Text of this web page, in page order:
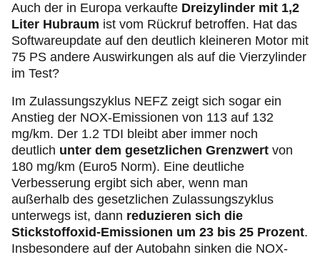
Auch der in Europa verkaufte Dreizylinder mit 1,2
Liter Hubraum ist vom Rückruf betroffen. Hat das
Softwareupdate auf den deutlich kleineren Motor mit
75 PS andere Auswirkungen als auf die Vierzylinder
im Test?
Im Zulassungszyklus NEFZ zeigt sich sogar ein
Anstieg der NOX-Emissionen von 113 auf 132
mg/km. Der 1.2 TDI bleibt aber immer noch
deutlich unter dem gesetzlichen Grenzwert von
180 mg/km (Euro5 Norm). Eine deutliche
Verbesserung ergibt sich aber, wenn man
außerhalb des gesetzlichen Zulassungszyklus
unterwegs ist, dann reduzieren sich die
Stickstoffoxid-Emissionen um 23 bis 25 Prozent.
Insbesondere auf der Autobahn sinken die NOX-